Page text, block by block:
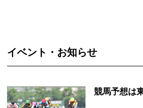
イベント・お知らせ
競馬予想は